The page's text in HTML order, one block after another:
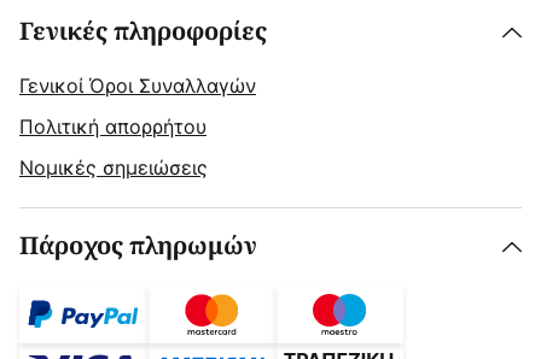
Γενικές πληροφορίες
Γενικοί Όροι Συναλλαγών
Πολιτική απορρήτου
Νομικές σημειώσεις
Πάροχος πληρωμών